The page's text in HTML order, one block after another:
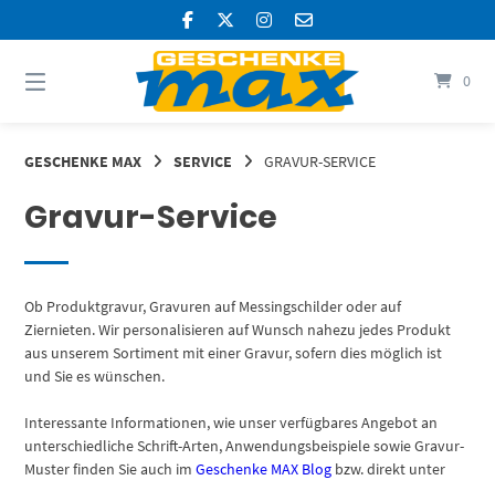
Inhalt
0
GESCHENKE MAX SERVICE GRAVUR-SERVICE
Gravur-Service
Ob Produktgravur, Gravuren auf Messingschilder oder auf
Ziernieten. Wir personalisieren auf Wunsch nahezu jedes Produkt
aus unserem Sortiment mit einer Gravur, sofern dies möglich ist
und Sie es wünschen.
Interessante Informationen, wie unser verfügbares Angebot an
unterschiedliche Schrift-Arten, Anwendungsbeispiele sowie Gravur-
Muster finden Sie auch imGeschenke MAX Blog bzw. direkt unter